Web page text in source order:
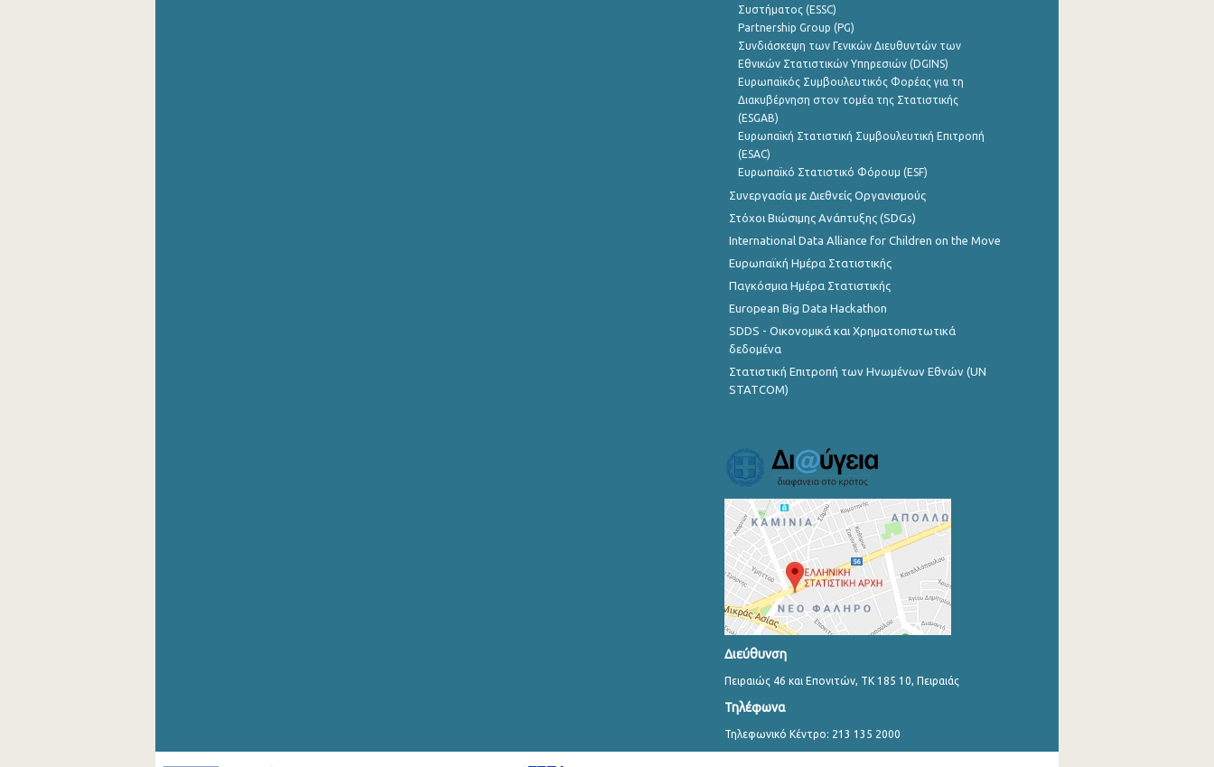
Συστήματος (ESSC)
Partnership Group (PG)
Συνδιάσκεψη των Γενικών Διευθυντών των
Εθνικών Στατιστικών Υπηρεσιών (DGINS)
Ευρωπαϊκός Συμβουλευτικός Φορέας για τη
Διακυβέρνηση στον τομέα της Στατιστικής
(ESGAB)
Ευρωπαϊκή Στατιστική Συμβουλευτική Επιτροπή
(ESAC)
Ευρωπαϊκό Στατιστικό Φόρουμ (ESF)
Συνεργασία με Διεθνείς Οργανισμούς
Στόχοι Βιώσιμης Ανάπτυξης (SDGs)
International Data Alliance for Children on the Move
Ευρωπαϊκή Ημέρα Στατιστικής
Παγκόσμια Ημέρα Στατιστικής
European Big Data Hackathon
SDDS - Οικονομικά και Χρηματοπιστωτικά
δεδομένα
Στατιστική Επιτροπή των Ηνωμένων Εθνών (UN
STATCOM)
Διεύθυνση
Πειραιώς 46 και Επονιτών, ΤΚ 185 10, Πειραιάς
Τηλέφωνα
Τηλεφωνικό Κέντρο: 213 135 2000